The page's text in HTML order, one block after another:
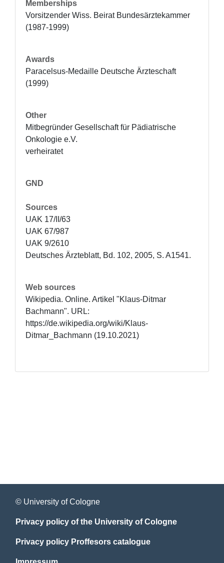
Memberships
Vorsitzender Wiss. Beirat Bundes­ärzte­kammer
(1987-1999)
Awards
Paracelsus-Medaille Deutsche Ärzteschaft
(1999)
Other
Mitbegründer Gesellschaft für Pädiatrische
Onkologie e.V.
verheiratet
GND
Sources
UAK 17/II/63
UAK 67/987
UAK 9/2610
Deutsches Ärzteblatt, Bd. 102, 2005, S. A1541.
Web sources
Wikipedia. Online. Artikel "Klaus-Ditmar
Bachmann". URL:
https://de.wikipedia.org/wiki/Klaus-
Ditmar_Bachmann (19.10.2021)
© University of Cologne
Privacy policy of the University of Cologne
Privacy policy Proffesors catalogue